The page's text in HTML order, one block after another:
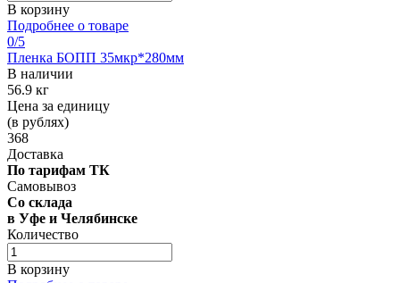
В корзину
Подробнее о товаре
0/5
Пленка БОПП 35мкр*280мм
В наличии
56.9 кг
Цена за единицу
(в рублях)
368
Доставка
По тарифам ТК
Самовывоз
Со склада
в Уфе и Челябинске
Количество
В корзину